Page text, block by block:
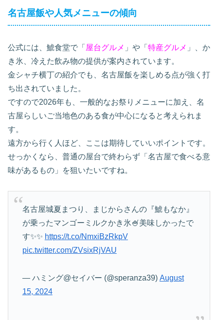
名古屋飯や人気メニューの傾向
公式には、鯱食堂で「 屋台グルメ 」や「 特産グルメ 」、か
き氷、冷えた飲み物の提供が案内されています。
金シャチ横丁の紹介でも、名古屋飯を楽しめる点が強く打
ち出されていました。
ですので2026年も、一般的なお祭りメニューに加え、名
古屋らしいご当地色のある食が中心になると考えられま
す。
遠方から行く人ほど、ここは期待していいポイントです。
せっかくなら、普通の屋台で終わらず「名古屋で食べる意
味があるもの」を狙いたいですね。
名古屋城夏まつり、まじからさんの『鯱もなか』
が乗ったマンゴーミルクかき氷🍧美味しかったで
す✨✨ https://t.co/NmxiBzRkpV
pic.twitter.com/ZVsixRjVAU
— ハミング@セイバー (@speranza39) August
15, 2024